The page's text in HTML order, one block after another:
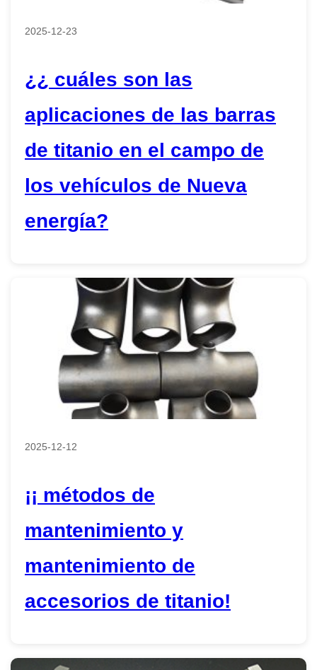
2025-12-23
¿¿ cuáles son las
aplicaciones de las barras
de titanio en el campo de
los vehículos de Nueva
energía?
2025-12-12
¡¡ métodos de
mantenimiento y
mantenimiento de
accesorios de titanio!